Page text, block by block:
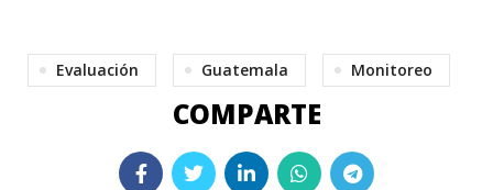
Evaluación Guatemala Monitoreo